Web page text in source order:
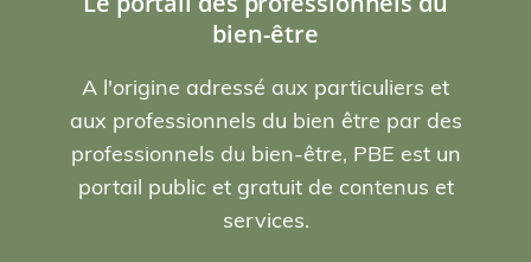
bien-être
A l'origine adressé aux particuliers et
aux professionnels du bien être par des
professionnels du bien-être, PBE est un
portail public et gratuit de contenus et
services.